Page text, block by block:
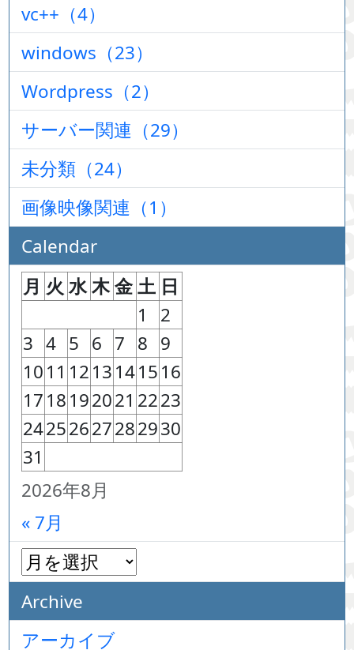
vc++（4）
windows（23）
Wordpress（2）
サーバー関連（29）
未分類（24）
画像映像関連（1）
Calendar
2026年8月
月 火 水木金 土 日
1
2
3 4 5 6 7 8 9
1011 1213141516
1718192021 2223
24252627282930
31
« 7月
Archive
アーカイブ